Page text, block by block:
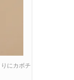
にカボチ